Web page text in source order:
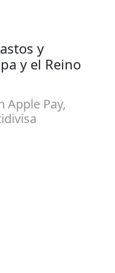
y
y el Reino
Apple Pay,